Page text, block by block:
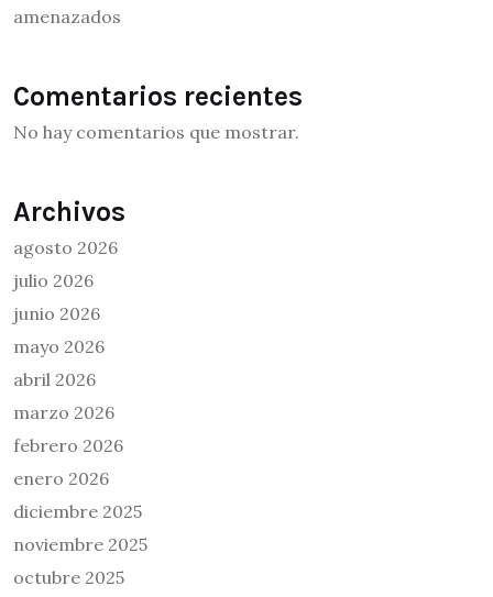
amenazados
Comentarios recientes
No hay comentarios que mostrar.
Archivos
agosto 2026
julio 2026
junio 2026
mayo 2026
abril 2026
marzo 2026
febrero 2026
enero 2026
diciembre 2025
noviembre 2025
octubre 2025